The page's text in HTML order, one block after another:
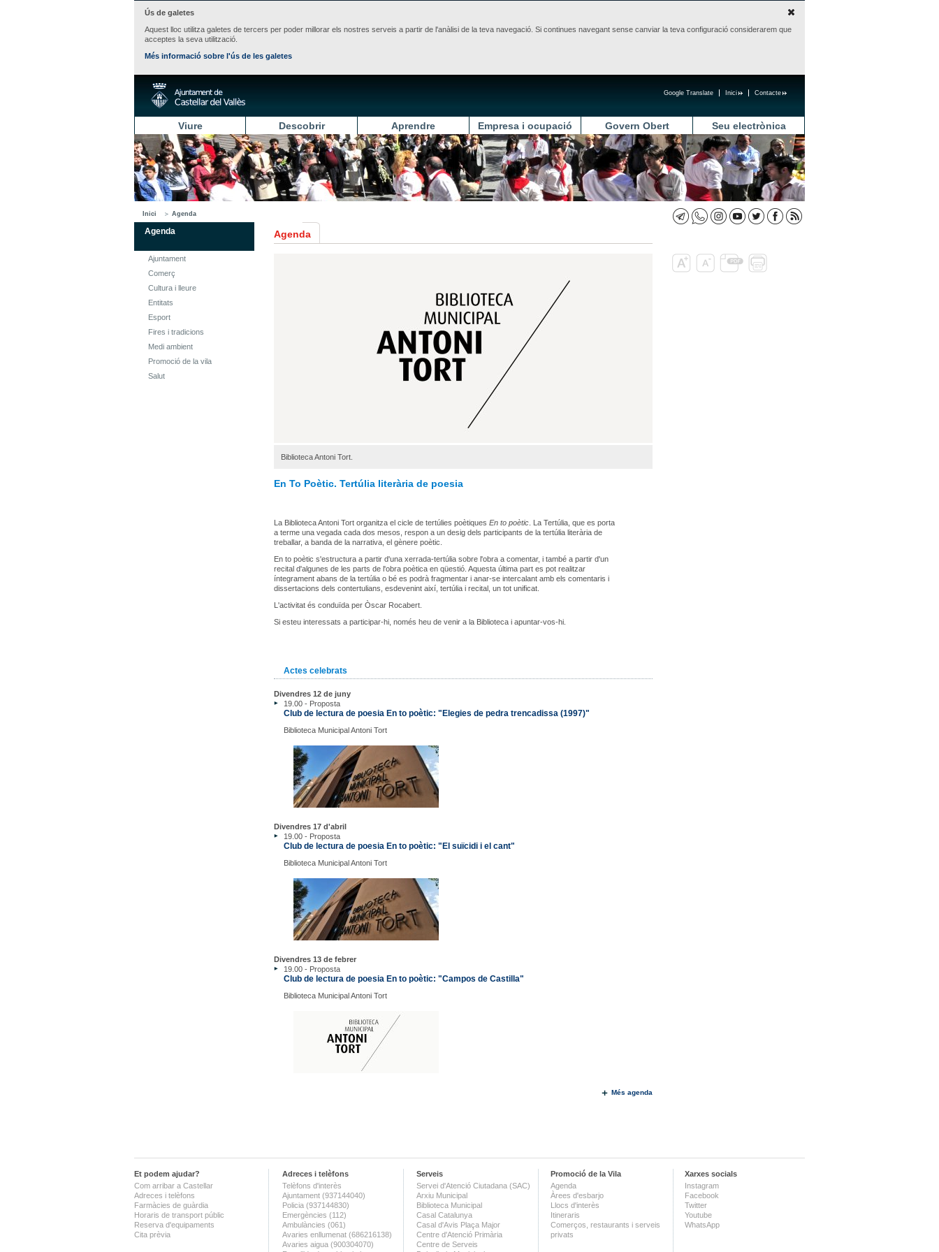
Ús de galetes
Aquest lloc utilitza galetes de tercers per poder millorar els nostres serveis a partir de l'anàlisi de la teva navegació. Si continues navegant sense canviar la teva configuració considerarem que
acceptes la seva utilització.
Més informació sobre l'ús de les galetes
Contacte
Inici
Google Translate
Viure Descobrir Aprendre Empresa i ocupació Govern Obert Seu electrònica
Inici Agenda
Agenda
Ajuntament
Comerç
Cultura i lleure
Entitats
Esport
Fires i tradicions
Medi ambient
Promoció de la vila
Salut
Agenda
Biblioteca Antoni Tort.
En To Poètic. Tertúlia literària de poesia
La Biblioteca Antoni Tort organitza el cicle de tertúlies poètiques En to poètic . La Tertúlia, que es porta
a terme una vegada cada dos mesos, respon a un desig dels participants de la tertúlia literària de
treballar, a banda de la narrativa, el gènere poètic.
En to poètic s'estructura a partir d'una xerrada-tertúlia sobre l'obra a comentar, i també a partir d'un
recital d'algunes de les parts de l'obra poètica en qüestió. Aquesta última part es pot realitzar
íntegrament abans de la tertúlia o bé es podrà fragmentar i anar-se intercalant amb els comentaris i
dissertacions dels contertulians, esdevenint així, tertúlia i recital, un tot unificat.
L'activitat és conduïda per Òscar Rocabert.
Si esteu interessats a participar-hi, només heu de venir a la Biblioteca i apuntar-vos-hi.
Actes celebrats
Divendres 12 de juny
19.00 - Proposta
Club de lectura de poesia En to poètic: "Elegies de pedra trencadissa (1997)"
Biblioteca Municipal Antoni Tort
Divendres 17 d'abril
19.00 - Proposta
Club de lectura de poesia En to poètic: "El suïcidi i el cant"
Biblioteca Municipal Antoni Tort
Divendres 13 de febrer
19.00 - Proposta
Club de lectura de poesia En to poètic: "Campos de Castilla"
Biblioteca Municipal Antoni Tort
Més agenda
Et podem ajudar?
Com arribar a Castellar
Adreces i telèfons
Farmàcies de guàrdia
Horaris de transport públic
Reserva d'equipaments
Cita prèvia
Adreces i telèfons
Telèfons d'interès
Ajuntament (937144040)
Policia (937144830)
Emergències (112)
Ambulàncies (061)
Avaries enllumenat (686216138)
Avaries aigua (900304070)
Serveis
Servei d'Atenció Ciutadana (SAC)
Arxiu Municipal
Biblioteca Municipal
Casal Catalunya
Casal d'Avis Plaça Major
Centre d'Atenció Primària
Centre de Serveis
Promoció de la Vila
Agenda
Àrees d'esbarjo
Llocs d'interès
Itineraris
Comerços, restaurants i serveis
privats
Xarxes socials
Instagram
Facebook
Twitter
Youtube
WhatsApp